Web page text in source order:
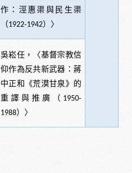
作：涇惠渠與民生渠
（1922-1942）〉
吳崧任，〈基督宗教信
仰作為反共新武器：蔣
中正和《荒漠甘泉》的
重譯與推廣（ 1950-
1988）〉